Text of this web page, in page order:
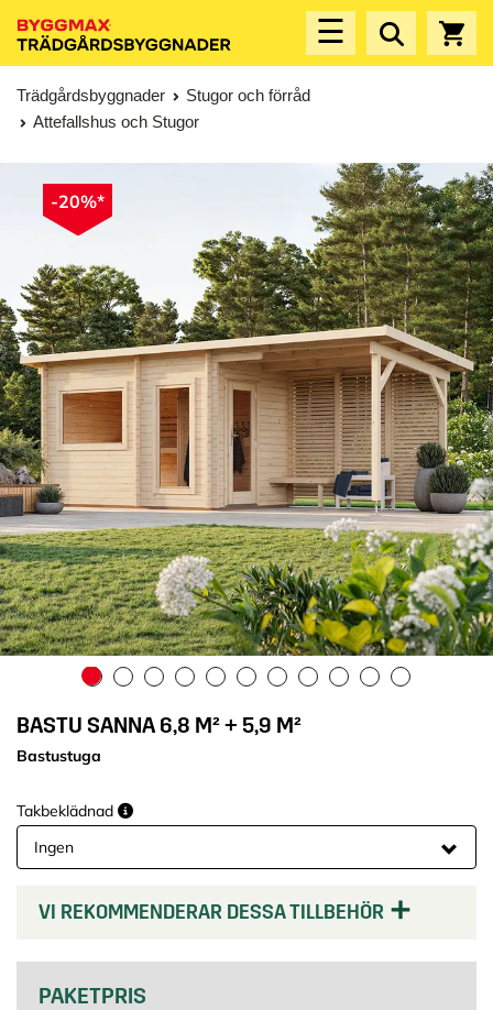
☰
Trädgårdsbyggnader
Stugor och förråd
Attefallshus och Stugor
-20%*
BASTU SANNA 6,8 M² + 5,9 M²
Bastustuga
Takbeklädnad
VI REKOMMENDERAR DESSA TILLBEHÖR
PAKETPRIS